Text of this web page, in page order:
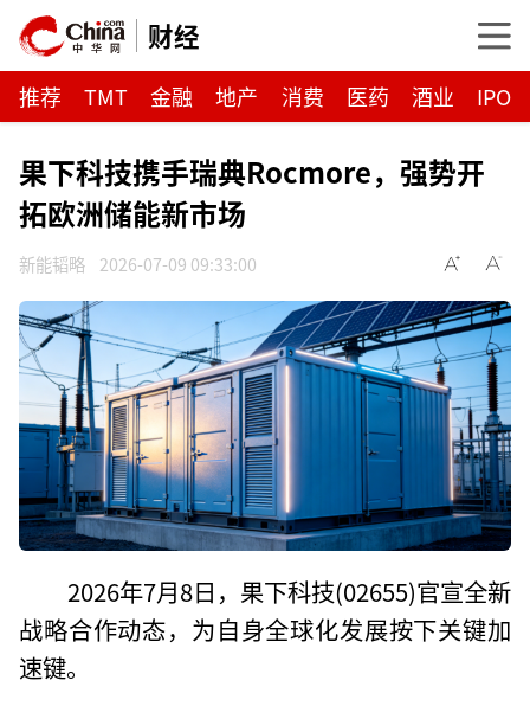
财经
推荐 TMT 金融 地产 消费 医药 酒业 IPO
果下科技携手瑞典Rocmore，强势开
拓欧洲储能新市场
新能韬略 2026-07-09 09:33:00
2026年7月8日，果下科技(02655)官宣全新
战略合作动态，为自身全球化发展按下关键加
速键。